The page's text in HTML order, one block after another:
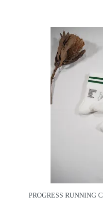
PROGRESS RUNNING